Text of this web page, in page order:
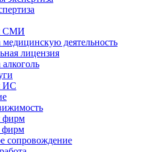
СМИ
деятельность
лицензия
ИС
фирм
фирм
сопровождение